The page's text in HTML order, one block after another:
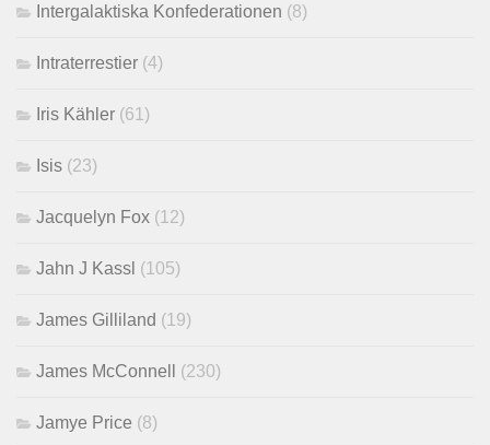
Intergalaktiska Konfederationen (8)
Intraterrestier (4)
Iris Kähler (61)
Isis (23)
Jacquelyn Fox (12)
Jahn J Kassl (105)
James Gilliland (19)
James McConnell (230)
Jamye Price (8)